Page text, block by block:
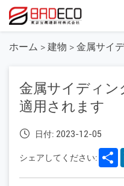
ホーム > 建物 > 金属サイデ
金属サイディ
適用されます
日付: 2023-12-05
シェアしてください: